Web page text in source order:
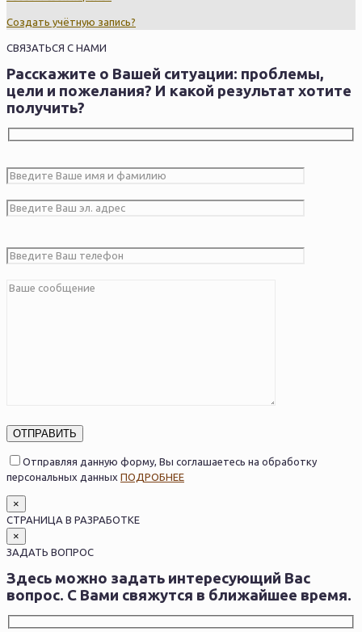
Создать учётную запись?
СВЯЗАТЬСЯ С НАМИ
Расскажите о Вашей ситуации: проблемы,
цели и пожелания? И какой результат хотите
получить?
Отправляя данную форму, Вы соглашаетесь на обработку
персональных данных ПОДРОБНЕЕ
×
СТРАНИЦА В РАЗРАБОТКЕ
×
ЗАДАТЬ ВОПРОС
Здесь можно задать интересующий Вас
вопрос. С Вами свяжутся в ближайшее время.